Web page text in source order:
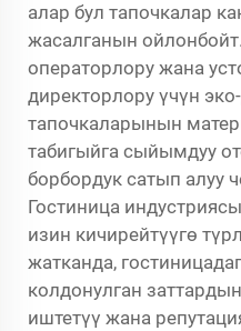
алар бул тапочкалар
жасалганын
операторлору жана
директорлору үчүн
тапочкаларынын
табигыйга сыйымдуу
борбордук сатып алуу
Гостиница
изин кичирейтүүгө
жатканда,
колдонулган
иштетүү жана